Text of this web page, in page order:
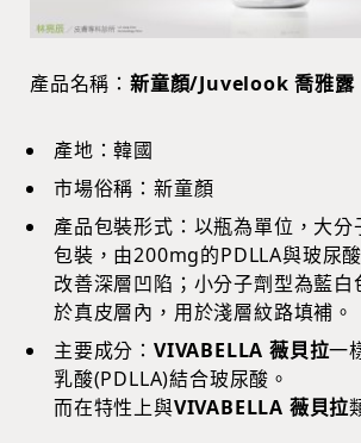
產品名稱： 新童顏/Juvelook 喬雅露
產地：韓國
市場俗稱：新童顏
產品包裝形式：以瓶為單位，大
包裝，由200mg的PDLLA與玻尿
改善深層凹陷；小分子劑型為藍
於真皮層內，用於淺層紋路填補。
主要成分： VIVABELLA 薇貝拉一
乳酸(PDLLA)結合玻尿酸。
而在特性上與VIVABELLA 薇貝拉